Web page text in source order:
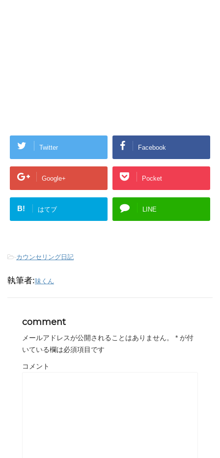
Twitter Facebook
Google+ Pocket
B! はてブ LINE
-カウンセリング日記
執筆者:味くん
comment
メールアドレスが公開されることはありません。 * が付
いている欄は必須項目です
コメント